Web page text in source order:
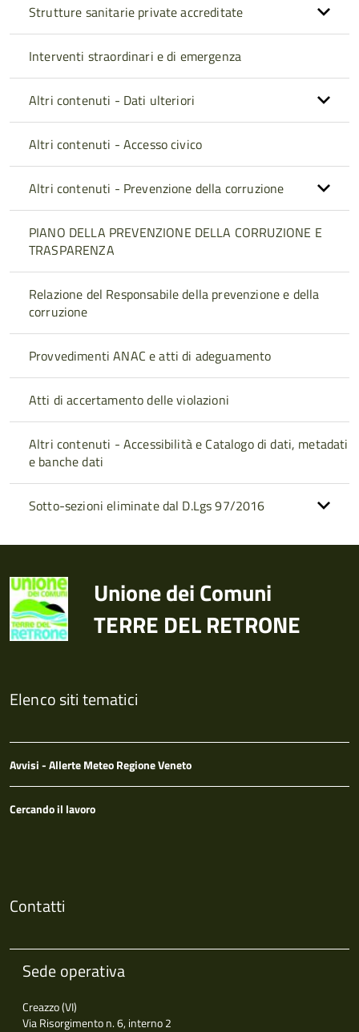
Strutture sanitarie private accreditate
Interventi straordinari e di emergenza
Altri contenuti - Dati ulteriori
Altri contenuti - Accesso civico
Altri contenuti - Prevenzione della corruzione
PIANO DELLA PREVENZIONE DELLA CORRUZIONE E
TRASPARENZA
Relazione del Responsabile della prevenzione e della
corruzione
Provvedimenti ANAC e atti di adeguamento
Atti di accertamento delle violazioni
Altri contenuti - Accessibilità e Catalogo di dati, metadati
e banche dati
Sotto-sezioni eliminate dal D.Lgs 97/2016
Unione dei Comuni
TERRE DEL RETRONE
Elenco siti tematici
Avvisi - Allerte Meteo Regione Veneto
Cercando il lavoro
Contatti
Sede operativa
Creazzo (VI)
Via Risorgimento n. 6, interno 2